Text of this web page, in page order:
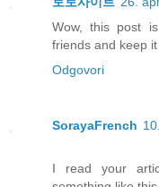
Wow, this post
friends and keep
Odgovori
SorayaFrench
I read your